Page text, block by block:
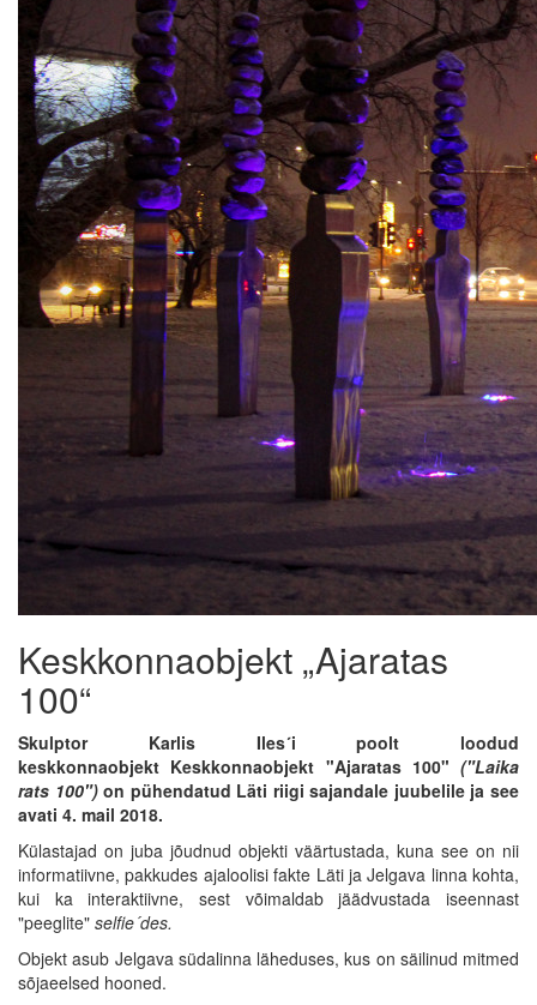
Keskkonnaobjekt „Ajaratas
100“
Skulptor Karlis Iles´i poolt loodud
keskkonnaobjekt Keskkonnaobjekt "Ajaratas 100" ("Laika
rats 100")on pühendatud Läti riigi sajandale juubelile ja see
avati 4. mail 2018.
Külastajad on juba jõudnud objekti väärtustada, kuna see on nii
informatiivne, pakkudes ajaloolisi fakte Läti ja Jelgava linna kohta,
kui ka interaktiivne, sest võimaldab jäädvustada iseennast
"peeglite" selfie´des.
Objekt asub Jelgava südalinna läheduses, kus on säilinud mitmed
sõjaeelsed hooned.